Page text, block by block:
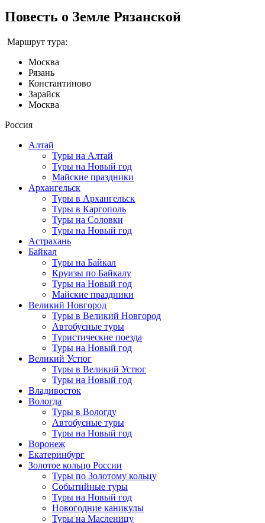
Повесть о Земле Рязанской
Маршрут тура:
Москва
Рязань
Константиново
Зарайск
Москва
Россия
Алтай
Туры на Алтай
Туры на Новый год
Майские праздники
Архангельск
Туры в Архангельск
Туры в Каргополь
Туры на Соловки
Туры на Новый год
Астрахань
Байкал
Туры на Байкал
Круизы по Байкалу
Туры на Новый год
Майские праздники
Великий Новгород
Туры в Великий Новгород
Автобусные туры
Туристические поезда
Туры на Новый год
Великий Устюг
Туры в Великий Устюг
Туры на Новый год
Владивосток
Вологда
Туры в Вологду
Автобусные туры
Туры на Новый год
Воронеж
Екатеринбург
Золотое кольцо России
Туры по Золотому кольцу
Событийные туры
Туры на Новый год
Новогодние каникулы
Туры на Масленицу